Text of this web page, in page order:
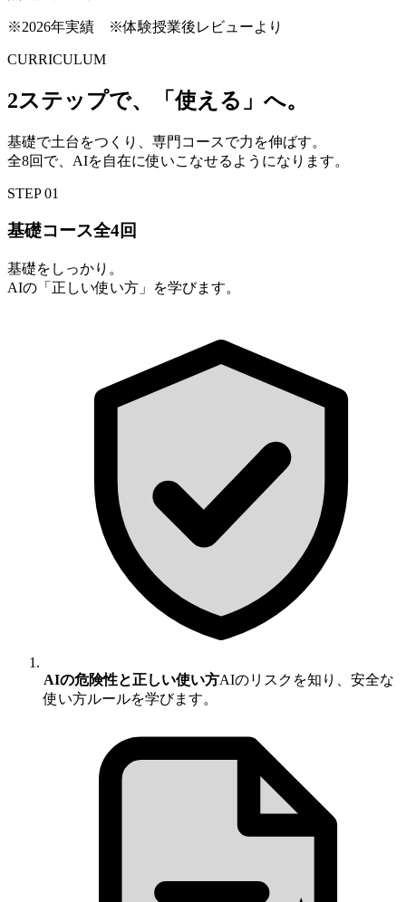
※2026年実績 ※体験授業後レビューより
CURRICULUM
2ステップで、 「使える」 へ。
基礎で土台をつくり、専門コースで力を伸ばす。
全8回で、AIを自在に使いこなせるようになります。
STEP 01
基礎コース全4回
基礎をしっかり。
AIの「正しい使い方」を学びます。
AIの危険性と正しい使い方AIのリスクを知り、安全な
使い方ルールを学びます。